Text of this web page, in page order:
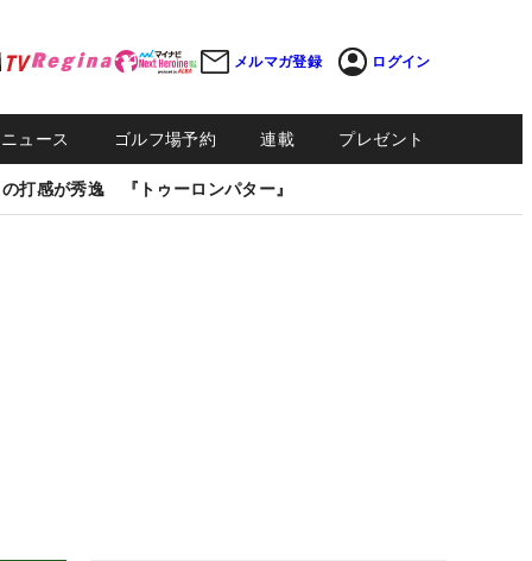
メルマガ登録 ログイン
ュース ゴルフ場予約 連載 プレゼント
打感が秀逸 『トゥーロンパター』